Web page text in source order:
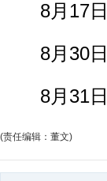
8月17日
8月30日
8月31日
(责任编辑：董文)